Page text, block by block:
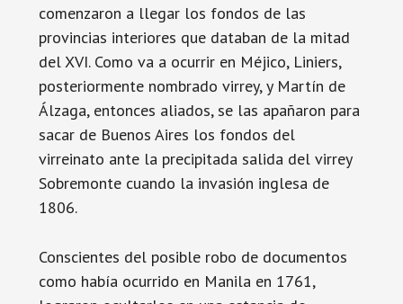
comenzaron a llegar los fondos de las
provincias interiores que databan de la mitad
del XVI. Como va a ocurrir en Méjico, Liniers,
posteriormente nombrado virrey, y Martín de
Álzaga, entonces aliados, se las apañaron para
sacar de Buenos Aires los fondos del
virreinato ante la precipitada salida del virrey
Sobremonte cuando la invasión inglesa de
1806.
Conscientes del posible robo de documentos
como había ocurrido en Manila en 1761,